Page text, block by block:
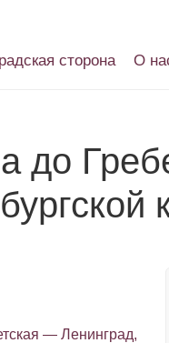
до
— Ленинград,
сторона О